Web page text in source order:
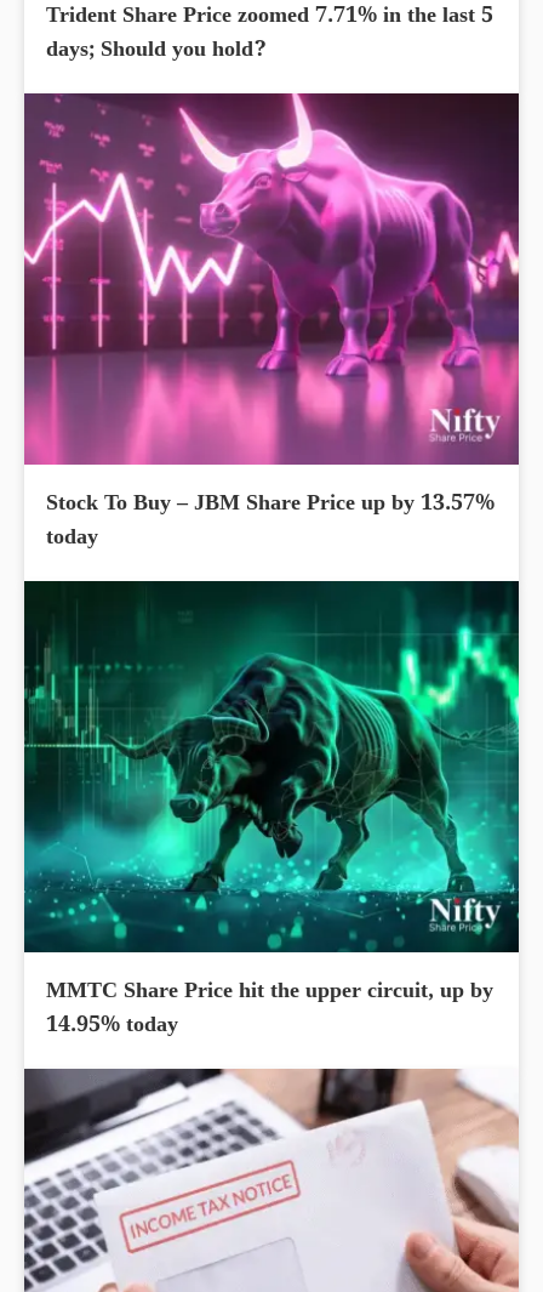
Trident Share Price zoomed 7.71% in the last 5
days; Should you hold?
Stock To Buy – JBM Share Price up by 13.57%
today
MMTC Share Price hit the upper circuit, up by
14.95% today